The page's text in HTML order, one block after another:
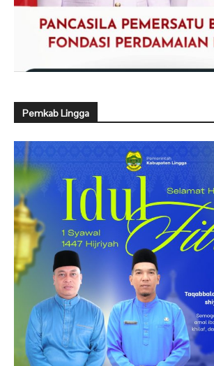
Pemkab Lingga